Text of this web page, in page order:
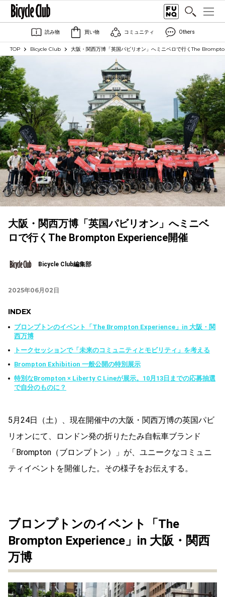
読み物 買い物 コミュニティ Others
TOP Bicycle Club 大阪・関西万博「英国パビリオン」へミニベロで行くThe
大阪・関西万博「英国パビリオン」へミニベ
ロで行くThe Brompton Experience開催
Bicycle Club編集部
2025年06月02日
INDEX
ブロンプトンのイベント「The Brompton Experience」in 大阪・関
西万博
トークセッションで「未来のコミュニティとモビリティ」を考える
Brompton Exhibition 一般公開の特別展示
特別なBrompton × Liberty C Lineが展示。10月13日までの応募抽選
で自分のものに？
5月24日（土）、現在開催中の大阪・関西万博の英国パビ
リオンにて、ロンドン発の折りたたみ自転車ブランド
「Brompton（ブロンプトン）」が、ユニークなコミュニ
ティイベントを開催した。その様子をお伝えする。
ブロンプトンのイベント「The
Brompton Experience」in 大阪・関西
万博